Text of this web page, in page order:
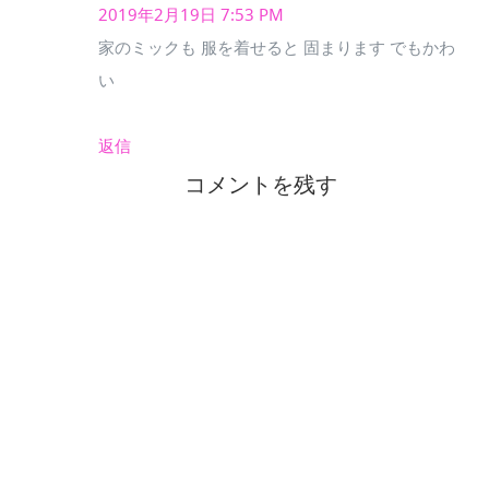
2019年2月19日 7:53 PM
家のミックも 服を着せると 固まります でもかわ
い
返信
コメントを残す